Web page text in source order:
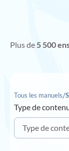
Plus de5 500
Tous les manuels/
Type de
Type de